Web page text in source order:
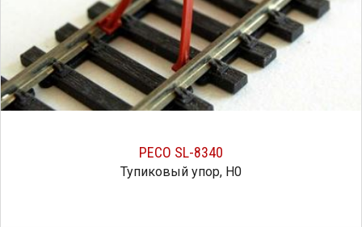
PECO SL-8340
Тупиковый упор, H0